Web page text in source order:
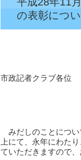
の表彰につ
市政記者クラブ各位
みだしのことについ
上にて、永年にわた
ていただきますので、